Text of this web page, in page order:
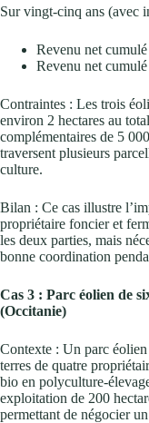
Sur vingt-cinq ans (avec
Revenu net
Revenu net
Contraintes : Les trois
environ 2 hectares au
complémentaires de 5
traversent plusieurs
culture.
Bilan : Ce cas illustre
propriétaire foncier et
les deux parties, mais
bonne coordination
Cas 3 : Parc éolien de
(Occitanie)
Contexte : Un parc
terres de quatre
bio en polyculture-
exploitation de 200
permettant de négocier